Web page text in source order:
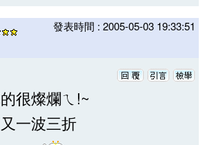
發表時間 : 2005-05-03 19:33:51
很燦爛ㄟ!~
一波三折